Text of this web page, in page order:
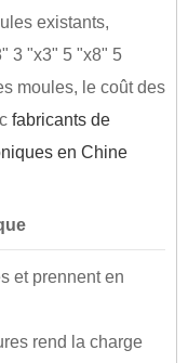
existants,
3 "x3" 5 "x8" 5
moules, le coût des
fabricants de
en Chine
et prennent en
rend la charge